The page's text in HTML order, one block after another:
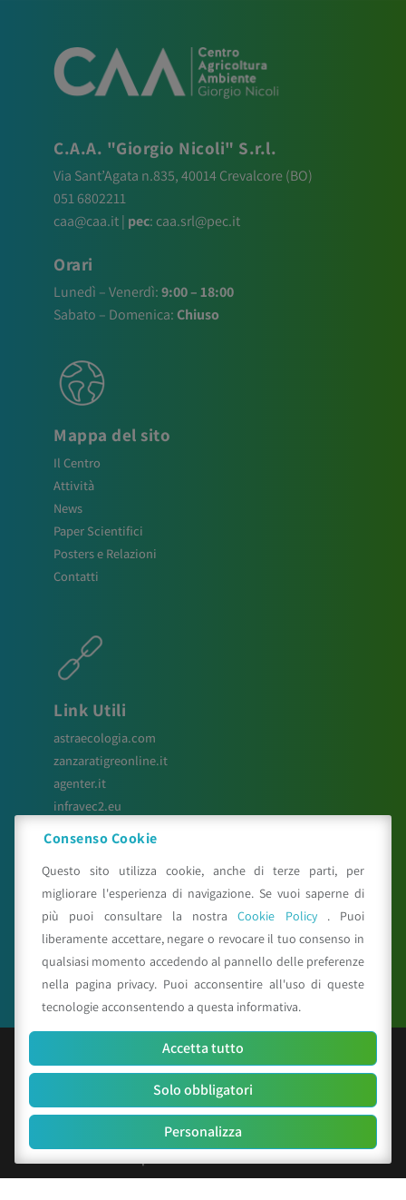
C.A.A. "Giorgio Nicoli" S.r.l.
Via Sant’Agata n.835,40014Crevalcore(BO)
051 6802211
caa@caa.it| pec: caa.srl@pec.it
Orari
Lunedì – Venerdì:9:00 – 18:00
Sabato – Domenica: Chiuso
Mappa del sito
Il Centro
Attività
News
Paper Scientifici
Posters e Relazioni
Contatti
Link Utili
astraecologia.com
zanzaratigreonline.it
agenter.it
infravec2.eu
meteosystem.com
Seguici su
© Copyright 2025 CAA - all rights reserved
C.F. e P.IVA 01529451203
R.E.A. n. 342491/BO
Cap. Soc. Euro 156.000 i.v.
Consenso Cookie
Questo sito utilizza cookie, anche di terze parti, per
migliorare l'esperienza di navigazione. Se vuoi saperne di
più puoi consultare la nostraCookie Policy . Puoi
liberamente accettare, negare o revocare il tuo consenso in
qualsiasi momento accedendo al pannello delle preferenze
nella pagina privacy. Puoi acconsentire all'uso di queste
tecnologie acconsentendo a questa informativa.
Accetta tutto
Solo obbligatori
Personalizza